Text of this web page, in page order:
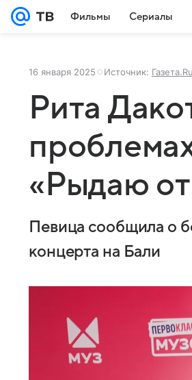
Фильмы Сериалы
16 января 2025 Источник: Газета.Ru
Рита
«Рыдаю
Певица сообщила о
концерта на Бали